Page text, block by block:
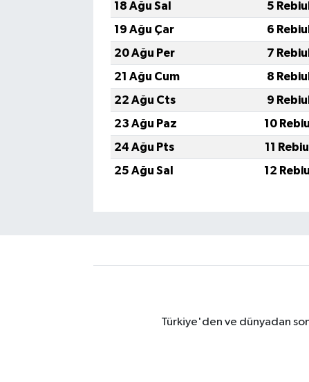
18 Ağu Sal
5
19 Ağu Çar
6
20 Ağu Per
7
21 Ağu Cum
8
22 Ağu Cts
9
23 Ağu Paz
10
24 Ağu Pts
11
25 Ağu Sal
12
Türkiye'den ve dünyadan